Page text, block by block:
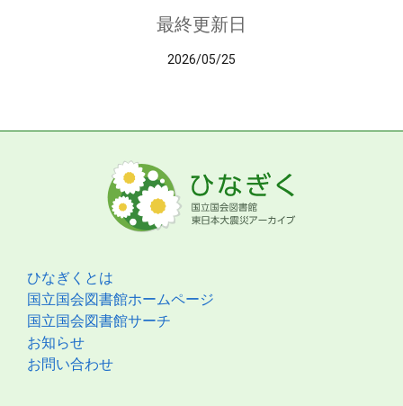
最終更新日
2026/05/25
ひなぎくとは
国立国会図書館ホームページ
国立国会図書館サーチ
お知らせ
お問い合わせ